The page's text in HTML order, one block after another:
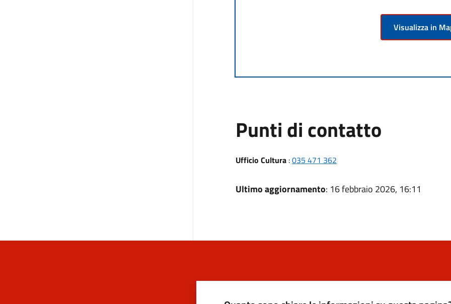
Visualizza in
Punti di contatto
Ufficio Cultura:035 471 362
Ultimo aggiornamento: 16 febbraio 2026, 16:11